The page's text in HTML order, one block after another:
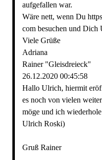
aufgefallen war.
Wäre nett, wenn Du
com besuchen und Dich
Viele Grüße
Adriana
Rainer "Gleisdreieck"
26.12.2020 00:45:58
Hallo Ulrich, hiermit
es noch von vielen
möge und ich
Ulrich Roski)
Gruß Rainer